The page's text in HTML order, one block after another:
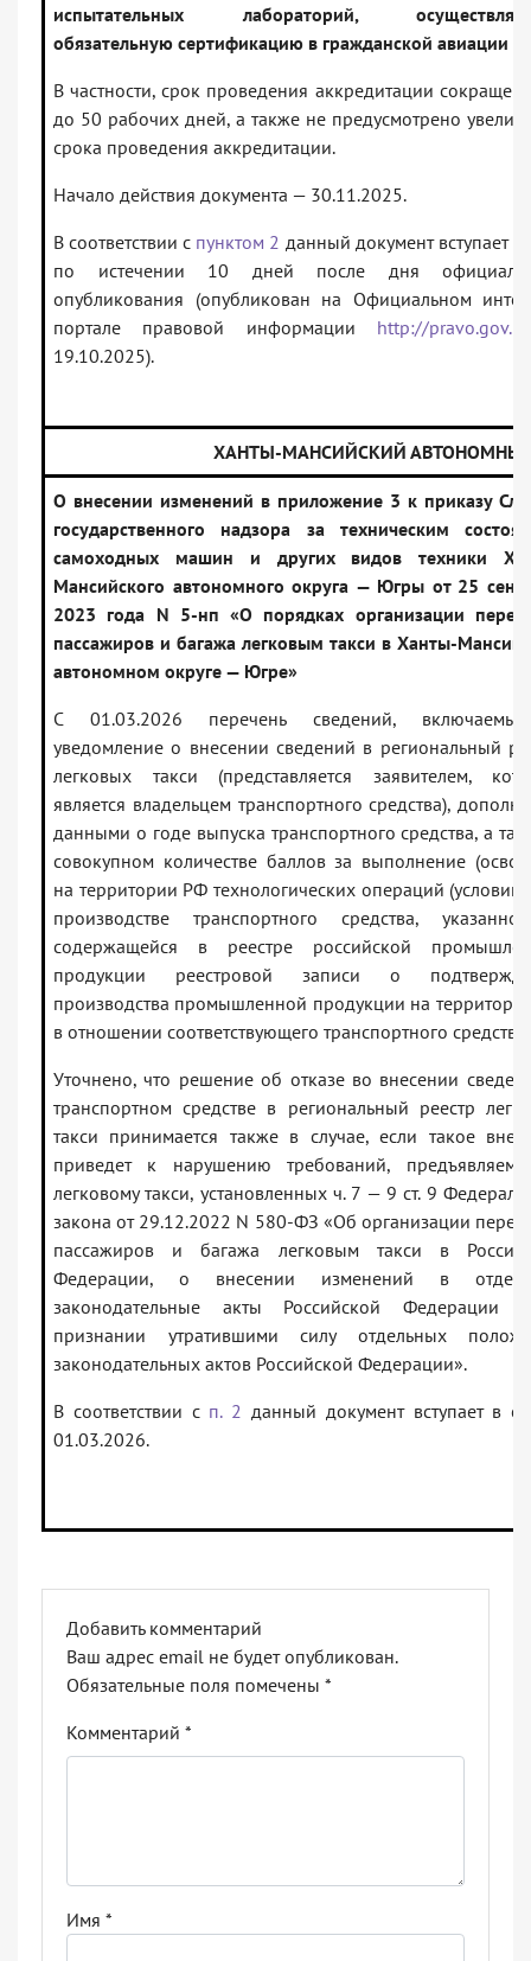
испытательных лабораторий,
обязательную сертификацию в гражданской авиации
В частности, срок проведения аккредитации сокращен
до 50 рабочих дней, а также не предусмотрено
срока проведения аккредитации.
Начало действия документа — 30.11.2025.
В соответствии с пунктом 2 данный документ вступает в
по истечении 10 дней после дня
опубликования (опубликован на Официальном
портале правовой информации http://pravo.gov.ru
19.10.2025).
ХАНТЫ-МАНСИЙСКИЙ
О внесении изменений в приложение 3 к приказу
государственного надзора за техническим
самоходных машин и других видов техники
Мансийского автономного округа — Югры от 25
2023 года N 5-нп «О порядках организации
пассажиров и багажа легковым такси в Ханты-
автономном округе — Югре»
С 01.03.2026 перечень сведений,
уведомление о внесении сведений в региональный
легковых такси (представляется заявителем,
является владельцем транспортного средства),
данными о годе выпуска транспортного средства, а
совокупном количестве баллов за выполнение
на территории РФ технологических операций
производстве транспортного средства,
содержащейся в реестре российской
продукции реестровой записи о
производства промышленной продукции на
в отношении соответствующего транспортного средства.
Уточнено, что решение об отказе во внесении
транспортном средстве в региональный реестр
такси принимается также в случае, если такое
приведет к нарушению требований,
легковому такси, установленных ч. 7 — 9 ст. 9
закона от 29.12.2022 N 580-ФЗ «Об организации
пассажиров и багажа легковым такси в
Федерации, о внесении изменений в
законодательные акты Российской
признании утратившими силу отдельных
законодательных актов Российской Федерации».
В соответствии с п. 2 данный документ вступает в
01.03.2026.
Добавить комментарий
Ваш адрес email не будет опубликован.
Обязательные поля помечены *
Комментарий *
Имя *